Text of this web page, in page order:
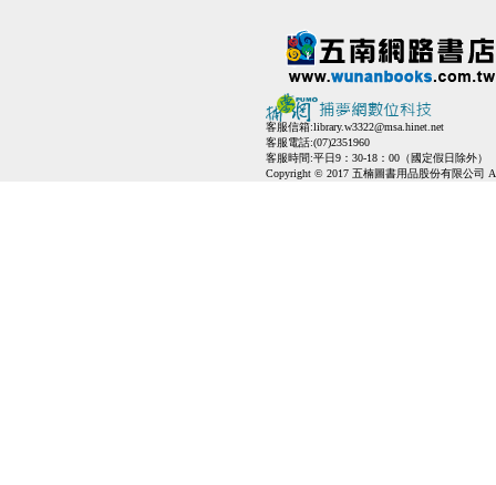
客服信箱:library.w3322@msa.hinet.net
客服電話:(07)2351960
客服時間:平日9：30-18：00（國定假日除外）
Copyright © 2017 五楠圖書用品股份有限公司